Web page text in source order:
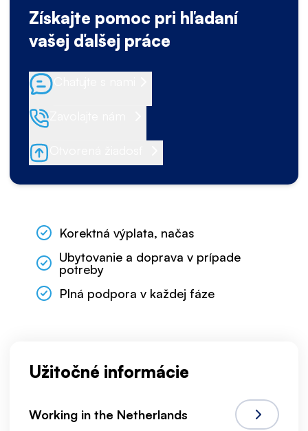
Získajte pomoc pri hľadaní
vašej ďalšej práce
Korektná výplata, načas
Ubytovanie a doprava v prípade
potreby
Plná podpora v každej fáze
Užitočné informácie
Working in the Netherlands